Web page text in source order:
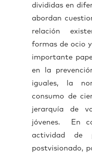
divididas en
abordan
relación
formas de ocio
importante
en la
iguales, la
consumo de
jerarquía de
jóvenes. En
actividad de
postvisionado,